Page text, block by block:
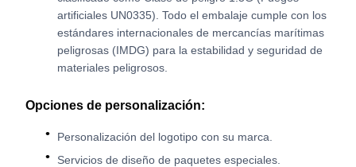
artificiales UN0335). Todo el embalaje cumple con los
estándares internacionales de mercancías marítimas
peligrosas (IMDG) para la estabilidad y seguridad de
materiales peligrosos.
Opciones de personalización:
Personalización del logotipo con su marca.
Servicios de diseño de paquetes especiales.